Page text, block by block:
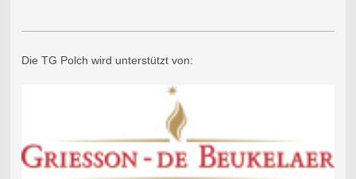
Die TG Polch wird unterstützt von: